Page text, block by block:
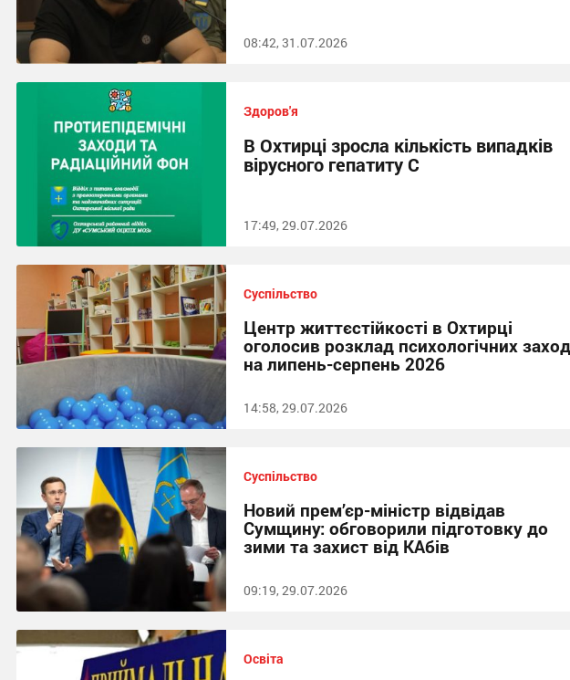
08:42, 31.07.2026
Здоров'я
В Охтирці зросла кількість випадків
вірусного гепатиту С
17:49, 29.07.2026
Суспільство
Центр життєстійкості в Охтирці
оголосив розклад психологічних
на липень-серпень 2026
14:58, 29.07.2026
Суспільство
Новий прем’єр-міністр відвідав
Сумщину: обговорили підготовку до
зими та захист від КАбів
09:19, 29.07.2026
Освіта